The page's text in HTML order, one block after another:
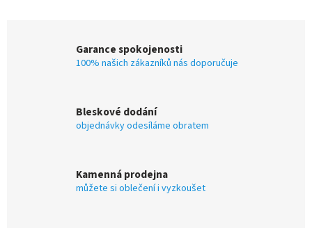
Garance spokojenosti
100% našich zákazníků nás doporučuje
Bleskové dodání
objednávky odesíláme obratem
Kamenná prodejna
můžete si oblečení i vyzkoušet